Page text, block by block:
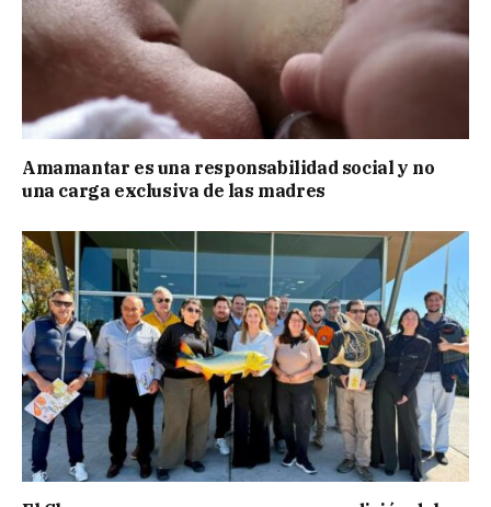
Amamantar es una responsabilidad social y no
una carga exclusiva de las madres